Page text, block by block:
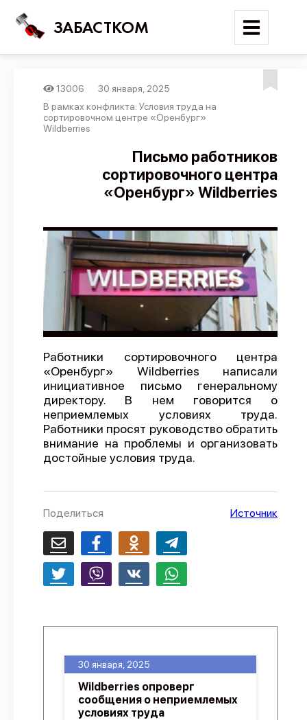
ЗАБАСТКОМ
Войти
Новости
Карта событий
Отчеты
Предложить публикацию
Справочник
О проекте
13006
30 января, 2025
В рамках конфликта: Условия труда на
сортировочном центре «Оренбург»
Wildberries
Письмо работников
сортировочного центра
«Оренбург» Wildberries
Работники сортировочного центра
«Оренбург» Wildberries написали
инициативное письмо генеральному
директору. В нем говорится о
неприемлемых условиях труда.
Работники просят руководство обратить
внимание на проблемы и организовать
достойные условия труда.
Поделиться Источник
30 января, 2025
Wildberries опроверг
сообщения о неприемлемых
условиях труда